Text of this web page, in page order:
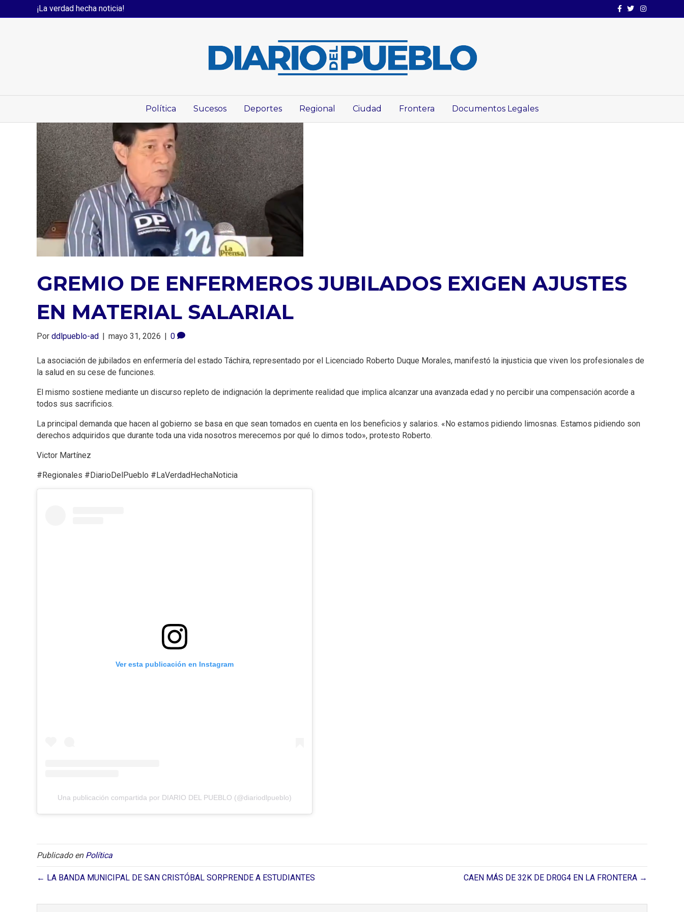
¡La verdad hecha noticia! Facebook
TwitterInstagram
Política Sucesos Deportes Regional Ciudad Frontera Documentos Legales
GREMIO DE ENFERMEROS JUBILADOS EXIGEN AJUSTES
EN MATERIAL SALARIAL
Por ddlpueblo-ad mayo 31, 2026 0
La asociación de jubilados en enfermería del estado Táchira, representado por el Licenciado Roberto Duque Morales, manifestó la injusticia que viven los profesionales de
la salud en su cese de funciones.
El mismo sostiene mediante un discurso repleto de indignación la deprimente realidad que implica alcanzar una avanzada edad y no percibir una compensación acorde a
todos sus sacrificios.
La principal demanda que hacen al gobierno se basa en que sean tomados en cuenta en los beneficios y salarios. «No estamos pidiendo limosnas. Estamos pidiendo son
derechos adquiridos que durante toda una vida nosotros merecemos por qué lo dimos todo», protesto Roberto.
​Victor Martínez
#Regionales #DiarioDelPueblo #LaVerdadHechaNoticia
Ver esta publicación en Instagram
Una publicación compartida por DIARIO DEL PUEBLO (@diariodlpueblo)
Publicado en Política
← LA BANDA MUNICIPAL DE SAN CRISTÓBAL SORPRENDE A ESTUDIANTES CAEN MÁS DE 32K DE DR0G4 EN LA FRONTERA →